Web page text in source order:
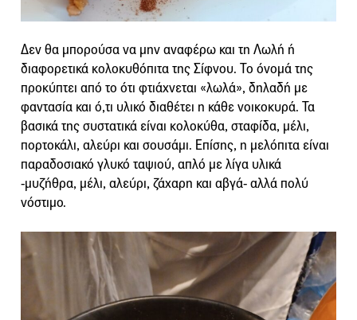
Δεν θα μπορούσα να μην αναφέρω και τη Λωλή ή
διαφορετικά κολοκυθόπιτα της Σίφνου. Το όνομά της
προκύπτει από το ότι φτιάχνεται «λωλά», δηλαδή με
φαντασία και ό,τι υλικό διαθέτει η κάθε νοικοκυρά. Τα
βασικά της συστατικά είναι κολοκύθα, σταφίδα, μέλι,
πορτοκάλι, αλεύρι και σουσάμι. Επίσης, η μελόπιτα είναι
παραδοσιακό γλυκό ταψιού, απλό με λίγα υλικά
-μυζήθρα, μέλι, αλεύρι, ζάχαρη και αβγά- αλλά πολύ
νόστιμο.